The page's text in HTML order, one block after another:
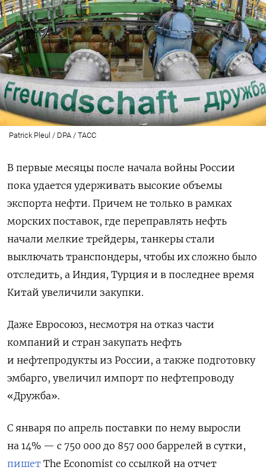
Patrick Pleul / DPA / ТАСС
В первые месяцы после начала войны России
пока удается удерживать высокие объемы
экспорта нефти. Причем не только в рамках
морских поставок, где переправлять нефть
начали мелкие трейдеры, танкеры стали
выключать транспондеры, чтобы их сложно было
отследить, а Индия, Турция и в последнее время
Китай увеличили закупки.
Даже Евросоюз, несмотря на отказ части
компаний и стран закупать нефть
и нефтепродукты из России, а также подготовку
эмбарго, увеличил импорт по нефтепроводу
«Дружба».
С января по апрель поставки по нему выросли
на 14% — с 750 000 до 857 000 баррелей в сутки,
пишет The Economist со ссылкой на отчет